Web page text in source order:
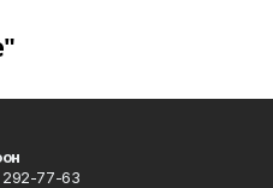
292-77-63